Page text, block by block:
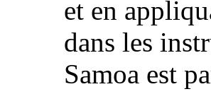
et en
dans les
Samoa est